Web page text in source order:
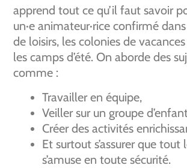
apprend tout ce qu’il faut savoir
un·e animateur·rice confirmé
de loisirs, les colonies de
les camps d’été. On aborde des
comme :
Travailler en équipe,
Veiller sur un groupe
Créer des activités
Et surtout s’assurer que
s’amuse en toute sécurité.